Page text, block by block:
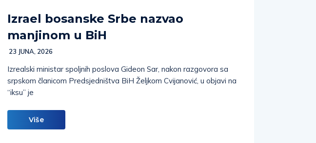
Izrael bosanske Srbe nazvao
manjinom u BiH
23 JUNA, 2026
Izrealski ministar spoljnih poslova Gideon Sar, nakon razgovora sa
srpskom članicom Predsjedništva BiH Željkom Cvijanović, u objavi na
“iksu” je
Više